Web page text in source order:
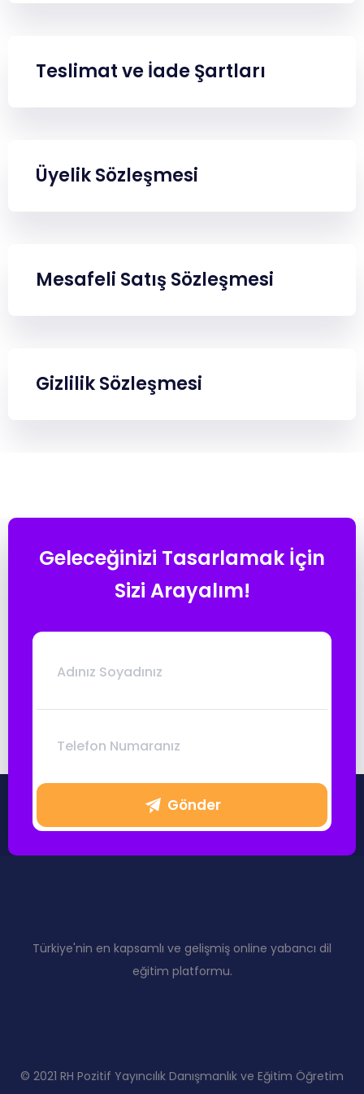
İletişim
Teslimat ve İade Şartları
Üyelik Sözleşmesi
Mesafeli Satış Sözleşmesi
Gizlilik Sözleşmesi
Geleceğinizi Tasarlamak İçin
Sizi Arayalım!
Gönder
Türkiye'nin en kapsamlı ve gelişmiş online yabancı dil
eğitim platformu.
© 2021 RH Pozitif Yayıncılık Danışmanlık ve Eğitim Öğretim